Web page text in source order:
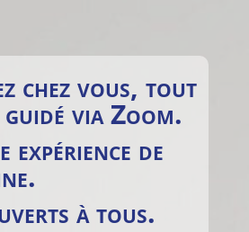
chez vous, tout
via Zoom.
expérience de
à tous.